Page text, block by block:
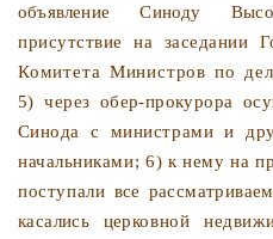
объявление Синоду
присутствие на заседании
Комитета Министров по
5) через обер-прокурора
Сино­да с министрами и
начальни­ками; 6) к нему на
поступали все
касались цер­ковной